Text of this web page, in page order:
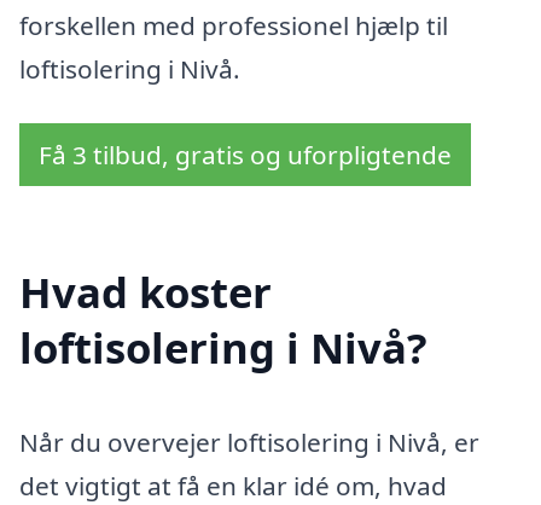
forskellen med professionel hjælp til
loftisolering i Nivå.
Få 3 tilbud, gratis og uforpligtende
Hvad koster
loftisolering i Nivå?
Når du overvejer loftisolering i Nivå, er
det vigtigt at få en klar idé om, hvad